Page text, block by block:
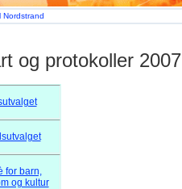
Nordstrand
og protokoller 2007
for barn,
og kultur